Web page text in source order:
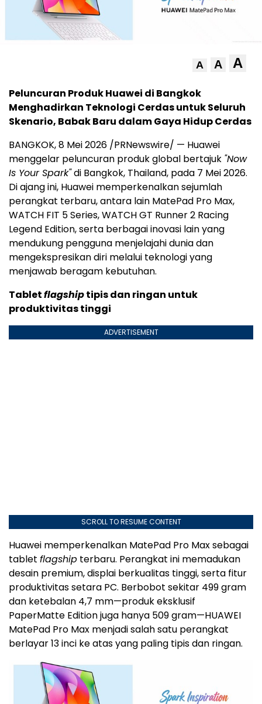
A A A
Peluncuran Produk Huawei di Bangkok
Menghadirkan Teknologi Cerdas untuk Seluruh
Skenario, Babak Baru dalam Gaya Hidup Cerdas
BANGKOK, 8 Mei 2026 /PRNewswire/ — Huawei
menggelar peluncuran produk global bertajuk "Now
Is Your Spark"di Bangkok, Thailand, pada 7 Mei 2026.
Di ajang ini, Huawei memperkenalkan sejumlah
perangkat terbaru, antara lain MatePad Pro Max,
WATCH FIT 5 Series, WATCH GT Runner 2 Racing
Legend Edition, serta berbagai inovasi lain yang
mendukung pengguna menjelajahi dunia dan
mengekspresikan diri melalui teknologi yang
menjawab beragam kebutuhan.
Tabletflagshiptipis dan ringan untuk
produktivitas tinggi
ADVERTISEMENT
SCROLL TO RESUME CONTENT
Huawei memperkenalkan MatePad Pro Max sebagai
tablet flagship terbaru. Perangkat ini memadukan
desain premium, displai berkualitas tinggi, serta fitur
produktivitas setara PC. Berbobot sekitar 499 gram
dan ketebalan 4,7 mm—produk eksklusif
PaperMatte Edition juga hanya 509 gram—HUAWEI
MatePad Pro Max menjadi salah satu perangkat
berlayar 13 inci ke atas yang paling tipis dan ringan.